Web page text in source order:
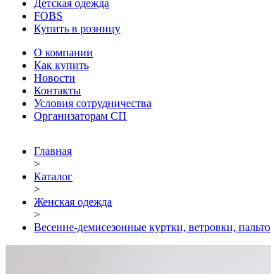
Детская одежда
FOBS
Купить в розницу
О компании
Как купить
Новости
Контакты
Условия сотрудничества
Организаторам СП
Главная
>
Каталог
>
Женская одежда
>
Весенне-демисезонные куртки, ветровки, пальто